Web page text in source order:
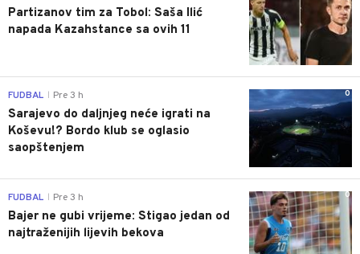
Partizanov tim za Tobol: Saša Ilić
napada Kazahstance sa ovih 11
0
FUDBAL Pre 3 h
Sarajevo do daljnjeg neće igrati na
Koševu!? Bordo klub se oglasio
saopštenjem
0
FUDBAL Pre 3 h
Bajer ne gubi vrijeme: Stigao jedan od
najtraženijih lijevih bekova